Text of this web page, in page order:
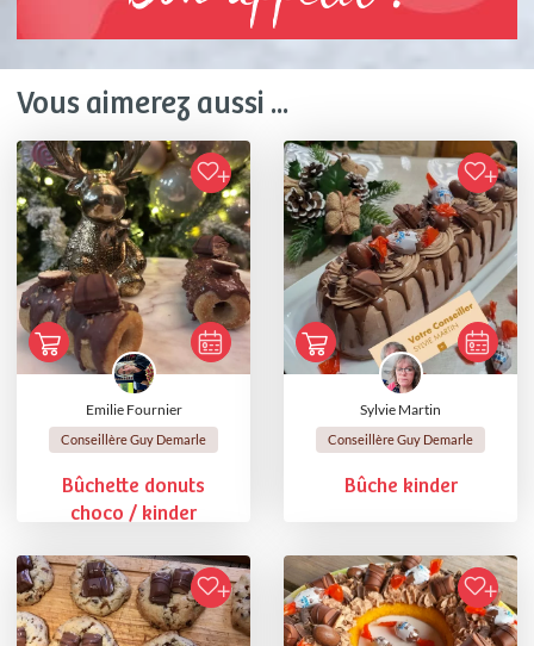
Vous aimerez aussi ...
Emilie Fournier
Conseillère Guy Demarle
Bûchette donuts
choco / kinder
Sylvie Martin
Conseillère Guy Demarle
Bûche kinder